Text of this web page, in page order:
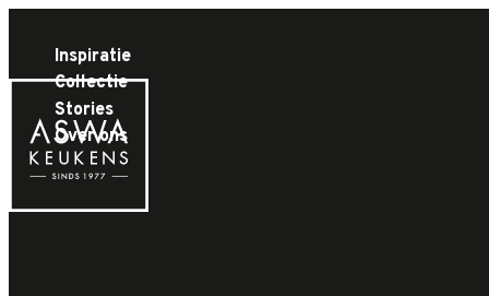
Inspiratie
Collectie
Stories
Over ons